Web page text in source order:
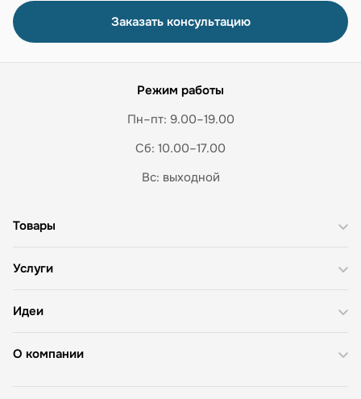
Заказать консультацию
Режим работы
Пн–пт: 9.00–19.00
Сб: 10.00–17.00
Вс: выходной
О компании
Товары
Услуги
Идеи